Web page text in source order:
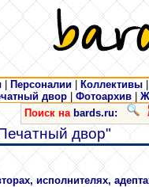
Персоналии Коллективы
двор| Фотоархив
Поиск на bards.ru:
двор"
исполнителях,